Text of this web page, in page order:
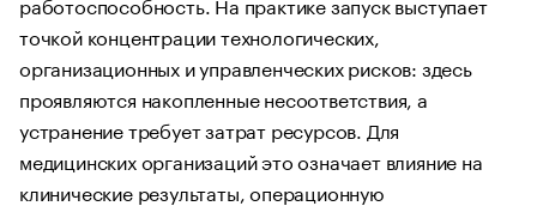
точкой концентрации технологических,
организационных и управленческих рисков: здесь
проявляются накопленные несоответствия, а
устранение требует затрат ресурсов. Для
медицинских организаций это означает влияние на
клинические результаты, операционную